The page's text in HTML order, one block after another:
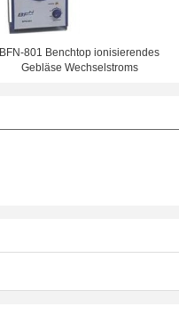
BFN-801 Benchtop ionisierendes
Gebläse Wechselstroms